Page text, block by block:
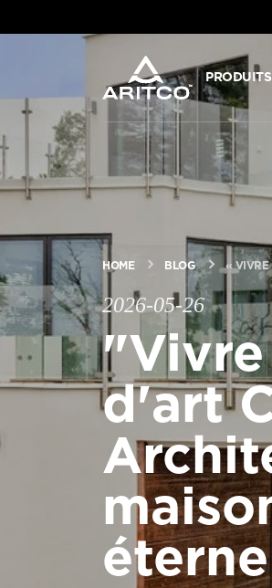
PRODUITS
OUTILS ET DOCUMENTS
À PROPOS D’ARITCO
PROFESSIONNEL
Commander un HomeKit
Contactez-nous
Demander un devis
Newsletter S’enregistrer
HOME BLOG « VIVRE
2026-05-26
d'art